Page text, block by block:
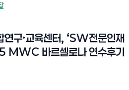
구·교육센터, ‘SW전문인재
MWC 바르셀로나 연수후기